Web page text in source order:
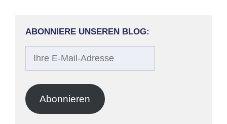
ABONNIERE UNSEREN BLOG:
Adresse
Abonnieren